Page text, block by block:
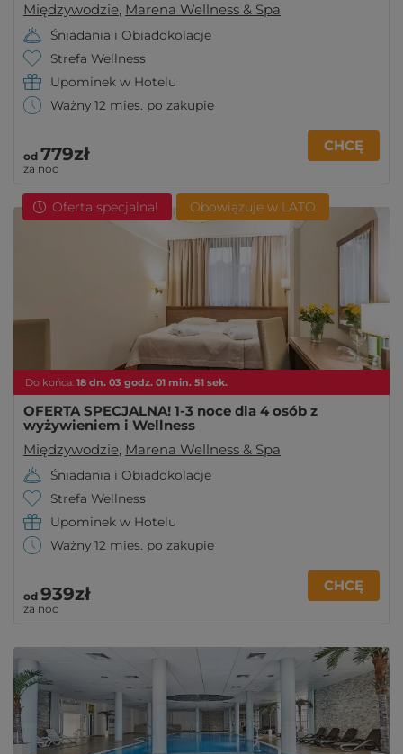
Międzywodzie, Marena Wellness & Spa
Śniadania i Obiadokolacje
Strefa Wellness
Upominek w Hotelu
Ważny 12 mies. po zakupie
od 779zł
za noc
CHCĘ
Do końca: 18 dn. 03 godz. 01 min. 49sek.
Oferta specjalna! Obowiązuje w LATO
OFERTA SPECJALNA! 1-3 noce dla 4 osób z
wyżywieniem i Wellness
Międzywodzie, Marena Wellness & Spa
Śniadania i Obiadokolacje
Strefa Wellness
Upominek w Hotelu
Ważny 12 mies. po zakupie
od 939zł
za noc
CHCĘ